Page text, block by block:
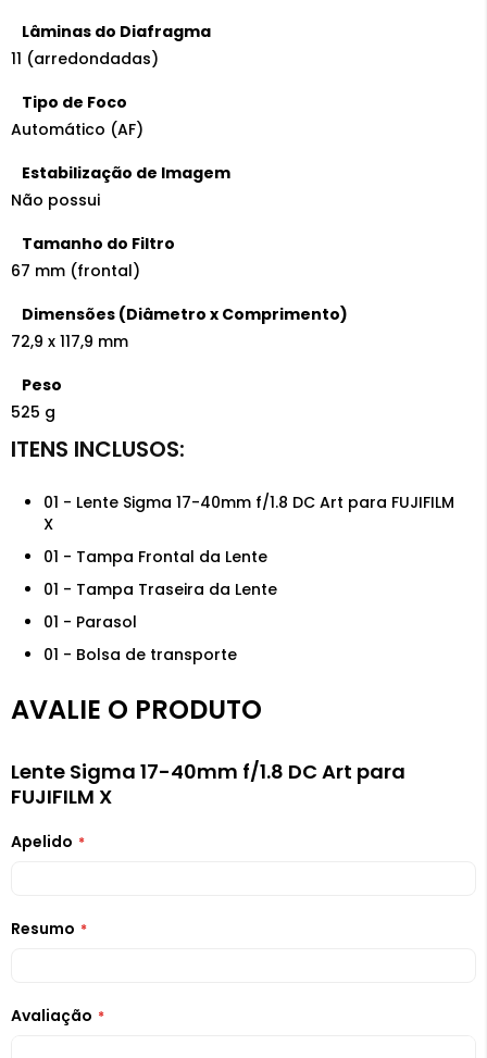
Lâminas do Diafragma
11 (arredondadas)
Tipo de Foco
Automático (AF)
Estabilização de Imagem
Não possui
Tamanho do Filtro
67 mm (frontal)
Dimensões (Diâmetro x Comprimento)
72,9 x 117,9 mm
Peso
525 g
01 - Lente Sigma 17-40mm f/1.8 DC Art para FUJIFILM
X
01 - Tampa Frontal da Lente
01 - Tampa Traseira da Lente
01 - Parasol
01 - Bolsa de transporte
AVALIE O PRODUTO
Lente Sigma 17-40mm f/1.8 DC Art para
FUJIFILM X
Apelido
Resumo
Avaliação